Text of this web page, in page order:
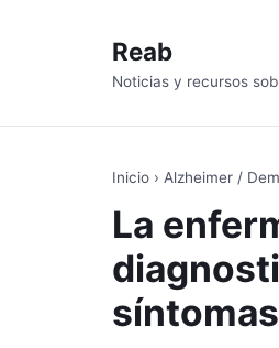
Reab
Noticias y recursos
Inicio › Alzheimer /
La
síntomas